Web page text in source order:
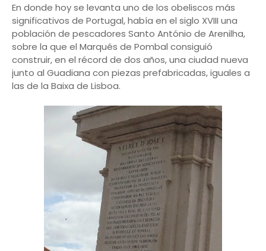
En donde hoy se levanta uno de los obeliscos más
significativos de Portugal, había en el siglo XVIII una
población de pescadores Santo António de Arenilha,
sobre la que el Marqués de Pombal consiguió
construir, en el récord de dos años, una ciudad nueva
junto al Guadiana con piezas prefabricadas, iguales a
las de la Baixa de Lisboa.